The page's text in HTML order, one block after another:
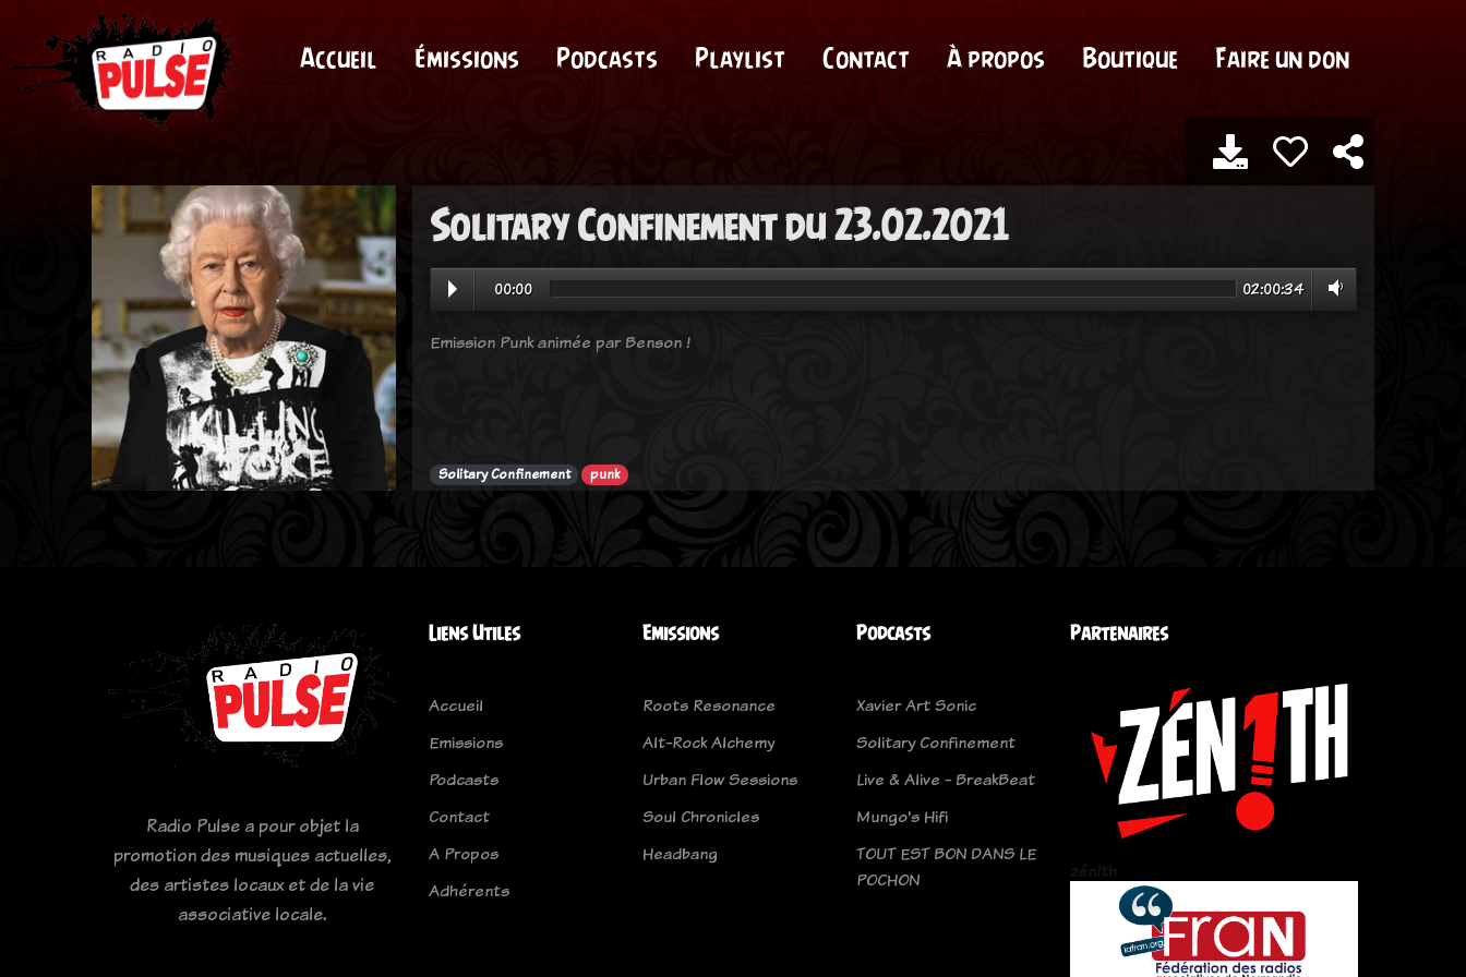
Accueil Émissions Podcasts Playlist Contact À propos Boutique Faire un don
Solitary Confinement du 23.02.2021
00:00 02:00:34
Emission Punk animée par Benson !
Solitary Confinement punk
Radio Pulse a pour objet la
promotion des musiques actuelles,
des artistes locaux et de la vie
associative locale.
Liens Utiles
Accueil
Emissions
Podcasts
Contact
A Propos
Adhérents
Emissions
Roots Resonance
Alt-Rock Alchemy
Urban Flow Sessions
Soul Chronicles
Headbang
Podcasts
Xavier Art Sonic
Solitary Confinement
Live & Alive - BreakBeat
Mungo's Hifi
TOUT EST BON DANS LE
POCHON
Partenaires